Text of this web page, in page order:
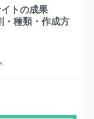
トの成果
・種類・作成方